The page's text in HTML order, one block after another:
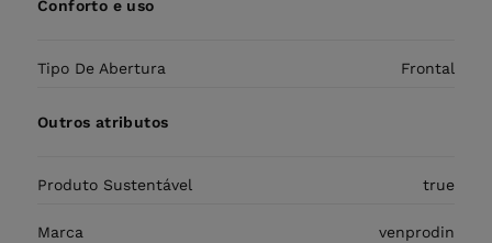
Conforto e uso
Tipo De Abertura Frontal
Outros atributos
Produto Sustentável true
Marca venprodin